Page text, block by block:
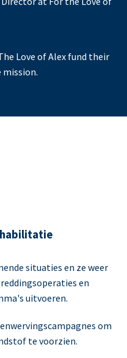
Love of Alex fund their
mission.
situaties en ze weer
en
uitvoeren.
om
te voorzien.